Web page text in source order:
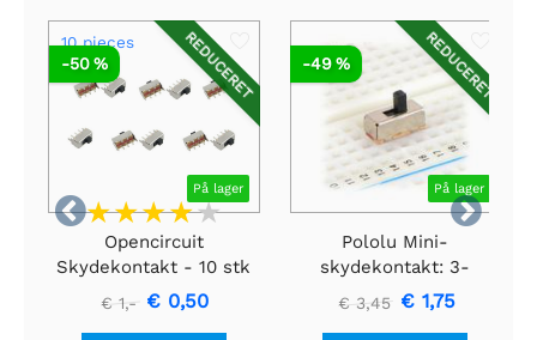


REDUCERET
10 pieces
På lager
-50 %
Opencircuit
Skydekontakt - 10 stk
€ 1,- € 0,50
REDUCERET
På lager
-49 %
Pololu Mini-
skydekontakt: 3-
benet, SPDT, 0,3A (3-
€ 3,45 € 1,75